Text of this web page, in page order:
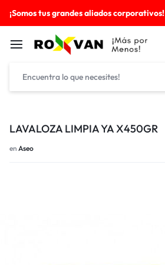
¡Somos tus grandes aliados corporativos!
LAVALOZA LIMPIA YA X450GR
en Aseo